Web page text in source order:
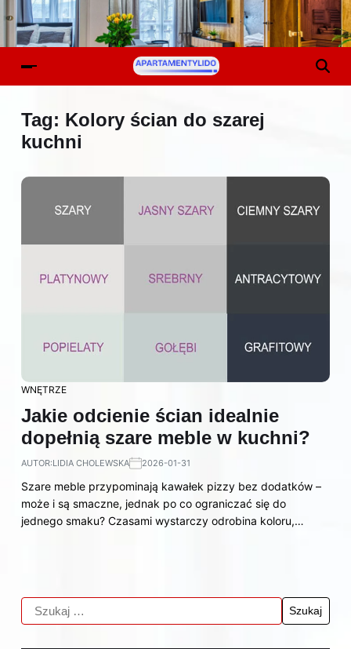
Tag: Kolory ścian do szarej
kuchni
WNĘTRZE
Jakie odcienie ścian idealnie
dopełnią szare meble w kuchni?
AUTOR:LIDIA CHOLEWSKA 2026-01-31
Szare meble przypominają kawałek pizzy bez dodatków –
może i są smaczne, jednak po co ograniczać się do
jednego smaku? Czasami wystarczy odrobina koloru,…